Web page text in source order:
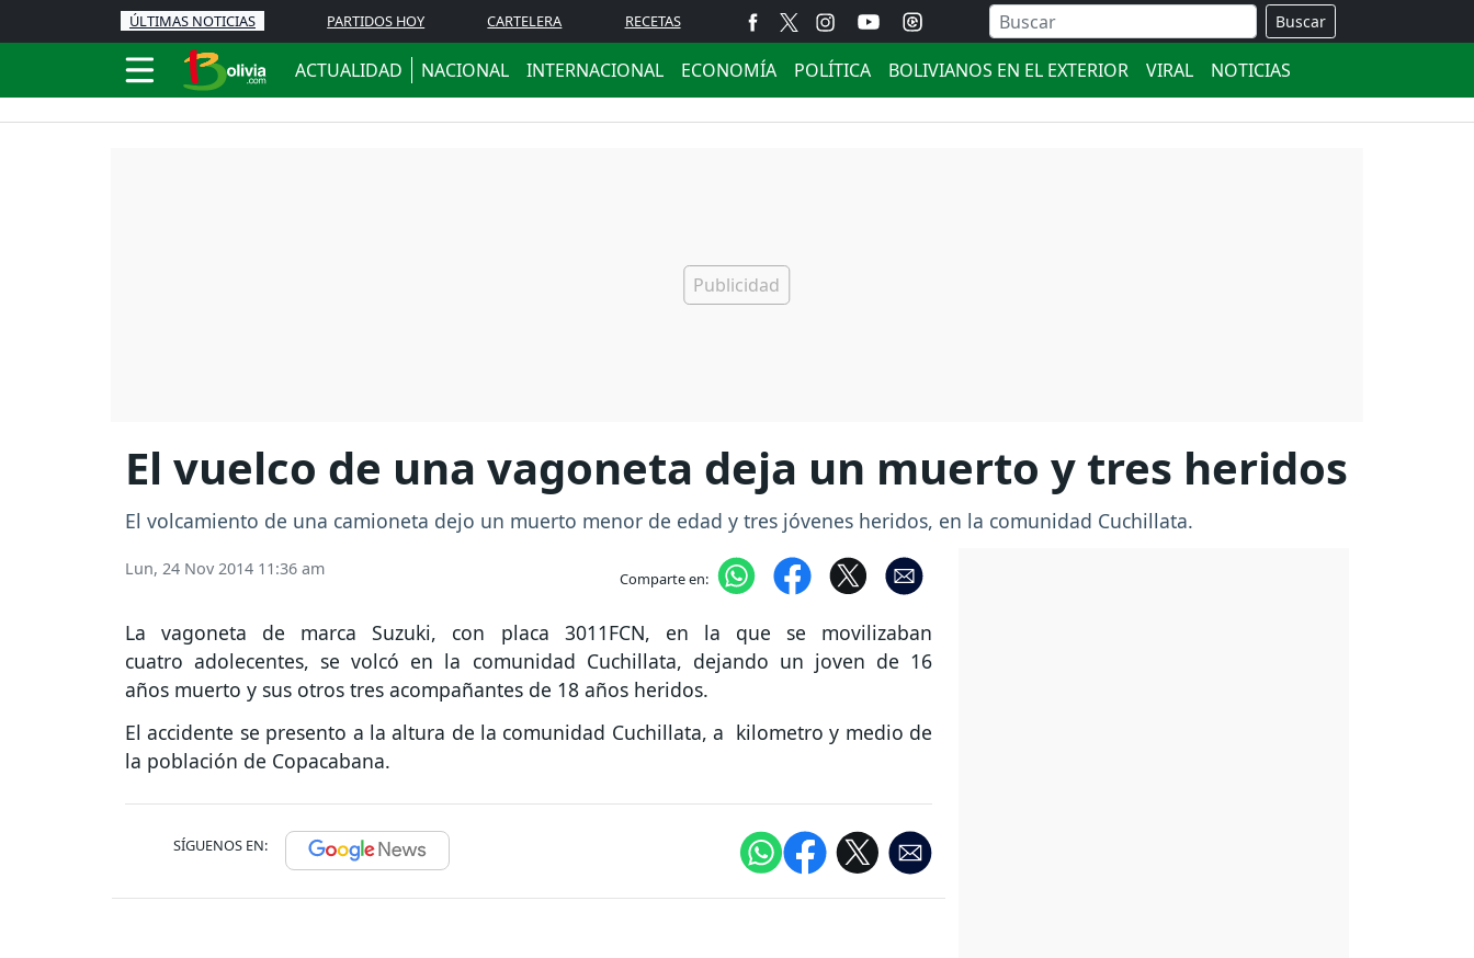
ÚLTIMAS NOTICIAS PARTIDOS HOY CARTELERA RECETAS Buscar
ACTUALIDAD NACIONAL INTERNACIONAL ECONOMÍA POLÍTICA BOLIVIANOS EN EL EXTERIOR VIRAL NOTICIAS
El vuelco de una vagoneta deja un muerto y tres heridos
El volcamiento de una camioneta dejo un muerto menor de edad y tres jóvenes heridos, en la comunidad Cuchillata.
Lun, 24 Nov 2014 11:36 am Comparte en:
La vagoneta de marca Suzuki, con placa 3011FCN, en la que se movilizaban
cuatro adolecentes, se volcó en la comunidad Cuchillata, dejando un joven de 16
años muerto y sus otros tres acompañantes de 18 años heridos.
El accidente se presento a la altura de la comunidad Cuchillata, a kilometro y medio de
la población de Copacabana.
SÍGUENOS EN: